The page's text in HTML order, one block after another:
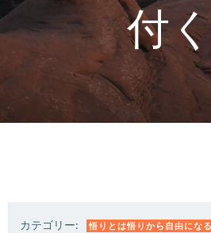
付
カテゴリー: 悟りとは悟りから自由にな